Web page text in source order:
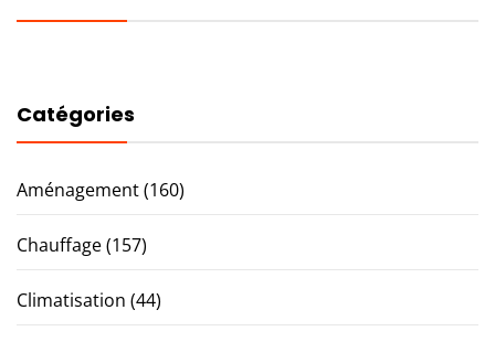
Catégories
Aménagement(160)
Chauffage(157)
Climatisation (44)